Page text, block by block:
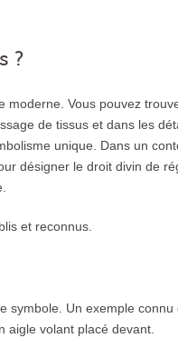
?
Vous pouvez
de tissus et dans les
unique. Dans un
désigner le droit divin de
et reconnus.
symbole. Un exemple
aigle volant placé devant.